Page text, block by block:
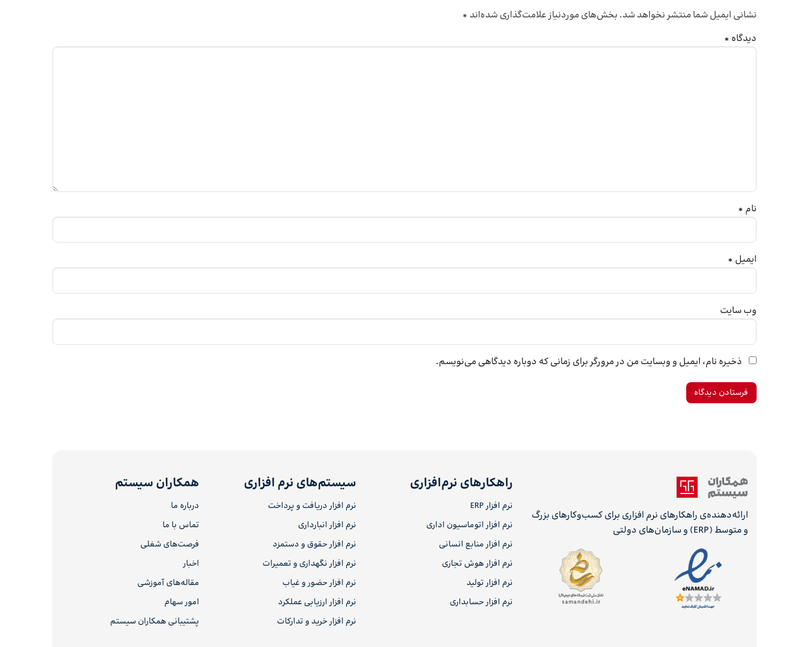
نشانی ایمیل شما منتشر نخواهد شد. بخش‌های موردنیاز علامت‌گذاری شده‌اند *
دیدگاه *
نام *
ایمیل *
وب‌ سایت
ذخیره نام، ایمیل و وبسایت من در مرورگر برای زمانی که دوباره دیدگاهی می‌نویسم.
ارائه‌دهنده‌ی راهکارهای نرم افزاری برای کسب‌وکارهای بزرگ
و متوسط (ERP) و سازمان‌های دولتی
راهکارهای نرم‌افزاری
نرم افزار ERP
نرم افزار اتوماسیون اداری
نرم افزار منابع انسانی
نرم افزار هوش تجاری
نرم افزار تولید
نرم افزار حسابداری
سیستم‌های نرم افزاری
نرم افزار دریافت و پرداخت
نرم افزار انبارداری
نرم افزار حقوق و دستمزد
نرم افزار نگهداری و تعمیرات
نرم افزار حضور و غیاب
نرم افزار ارزیابی عملکرد
نرم افزار خرید و تدارکات
همکاران سیستم
درباره ما
تماس با ما
فرصت‌های شغلی
اخبار
مقاله‌های آموزشی
امور سهام
پشتیبانی همکاران سیستم